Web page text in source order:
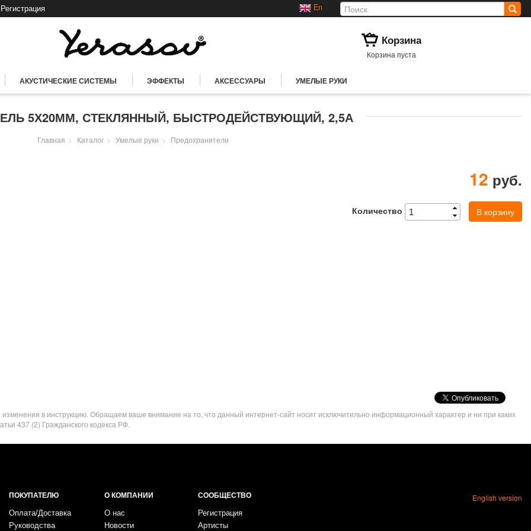
Регистрация En
Корзина
Корзина пуста
АКУСТИЧЕСКИЕ СИСТЕМЫ ЭФФЕКТЫ АКСЕССУАРЫ УМЕЛЫЕ РУКИ
5Х20ММ, СТЕКЛЯННЫЙ, БЫСТРОДЕЙСТВУЮЩИЙ, 2,5А
Главная Каталог Умелые руки Предохранители
12 руб.
Количество В корзину
VK
Share
Button
в инструкцию. Обращаем ваше внимание на то, что данный интернет-сайт носит исключительно информационный характер и ни при каких
437 (2) Гражданского кодекса РФ.
ПОКУПАТЕЛЮ
Оплата/Доставка
Руководства
О КОМПАНИИ
О нас
Новости
СООБЩЕСТВО
Регистрация
Артисты
English version